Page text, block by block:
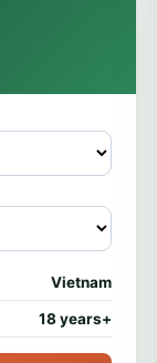
Vietnam
18 years+